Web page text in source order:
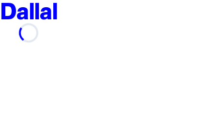
Dallal